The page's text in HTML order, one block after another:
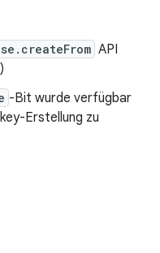
API
)
-Bit wurde verfügbar
Erstellung zu